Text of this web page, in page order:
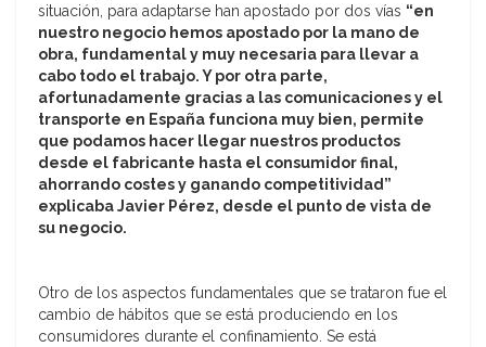
situación, para adaptarse han apostado por dos vías “en
nuestro negocio hemos apostado por la mano de
obra, fundamental y muy necesaria para llevar a
cabo todo el trabajo. Y por otra parte,
afortunadamente gracias a las comunicaciones y el
transporte en España funciona muy bien, permite
que podamos hacer llegar nuestros productos
desde el fabricante hasta el consumidor final,
ahorrando costes y ganando competitividad”
explicabaJavier Pérez, desde el punto de vista de
su negocio.
Otro de los aspectos fundamentales que se trataron fue el
cambio de hábitos que se está produciendo en los
consumidores durante el confinamiento. Se está